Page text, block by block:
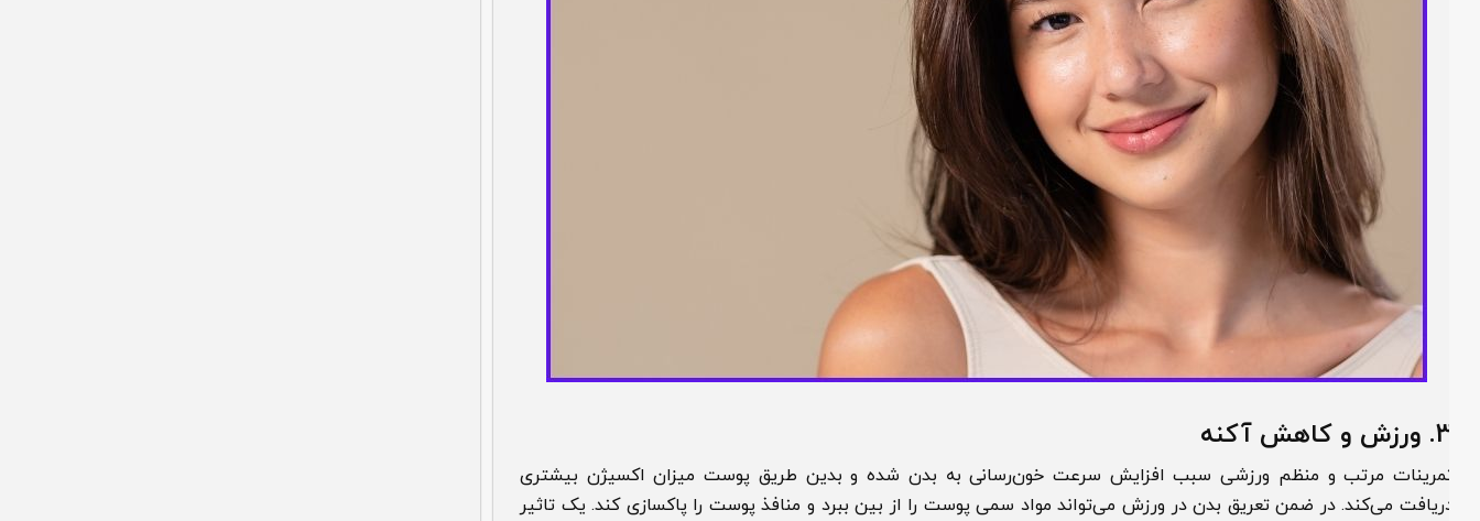
ورزش و کاهش آکنه
مرتب و منظم ورزشی سبب افزایش سرعت خون‌‌رسانی به بدن شده و بدین طریق پوست میزان اکسیژن بیشتری
می‌کند. در ضمن تعریق بدن در ورزش می‌تواند مواد سمی پوست را از بین ببرد و منافذ پوست را پاکسازی کند. یک تاثير